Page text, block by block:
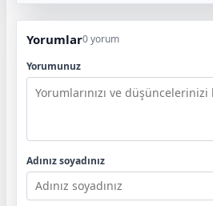
Yorumlar0 yorum
Yorumunuz
Adınız soyadınız